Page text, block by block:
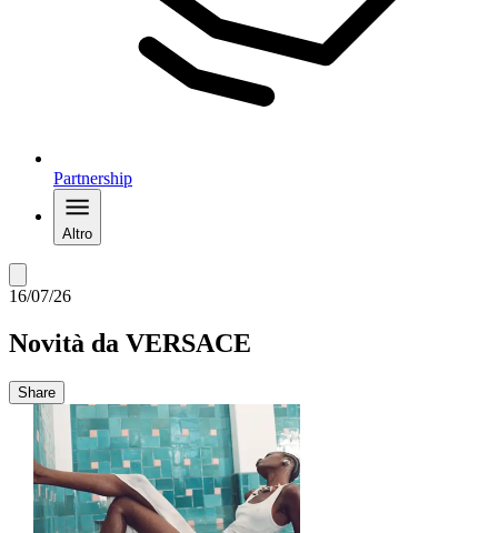
Partnership
Altro
16/07/26
Novità da VERSACE
Share